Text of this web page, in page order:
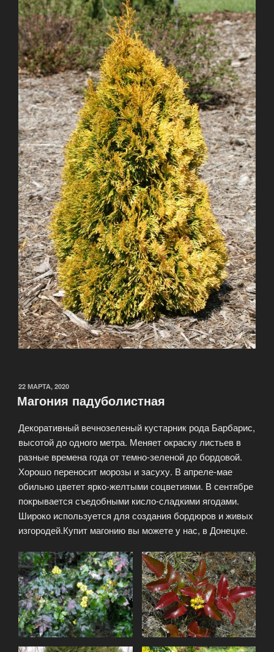
22 МАРТА, 2020
Магония падуболистная
Декоративный вечнозеленый кустарник рода Барбарис,
высотой до одного метра. Меняет окраску листьев в
разные времена года от темно-зеленой до бордовой.
Хорошо переносит морозы и засуху. В апреле-мае
обильно цветет ярко-желтыми соцветиями. В сентябре
покрывается съедобными кисло-сладкими ягодами.
Широко используется для создания бордюров и живых
изгородей.Купит магонию вы можете у нас, в Донецке.